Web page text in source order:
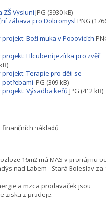
ZŠ VýsluníJPG (3930 kB)
zábava pro Dobromysl PNG
Boží muka v Popovicích
projekt: Hloubení jezírka pro zvěř
Terapie pro děti se
potřebami JPG (309 kB)
projekt: Výsadba keřů JPG (412 kB)
finančních nákladů
16m2 má MAS v pronájmu
nad Labem - Stará Boleslav za
a mzda prodavaček jsou
zisku z prodeje.